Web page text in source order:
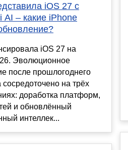
iOS 27 с
AI – какие iPhone
iOS 27 на
Эволюционное
после прошлогоднего
сосредоточено на трёх
доработка платформ,
и обновлённый
интеллек...